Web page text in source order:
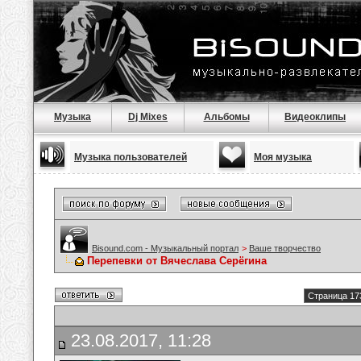
Музыка Dj Mixes Альбомы Видеоклипы
Музыка пользователей Моя музыка
Bisound.com - Музыкальный портал > Ваше творчество
Перепевки от Вячеслава Серёгина
Страница
23.08.2017, 11:28